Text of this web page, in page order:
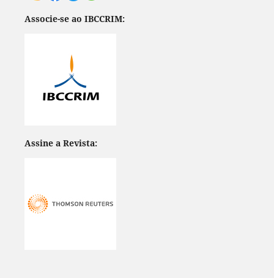
Associe-se ao IBCCRIM:
Assine a Revista: